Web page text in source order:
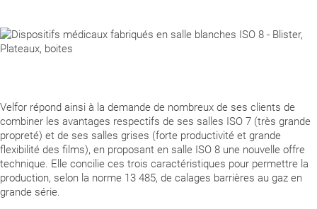
Velfor répond ainsi à la demande de nombreux de ses clients de
combiner les avantages respectifs de ses salles ISO 7 (très grande
propreté) et de ses salles grises (forte productivité et grande
flexibilité des films), en proposant en salle ISO 8 une nouvelle offre
technique. Elle concilie ces trois caractéristiques pour permettre la
production, selon la norme 13 485, de calages barrières au gaz en
grande série.